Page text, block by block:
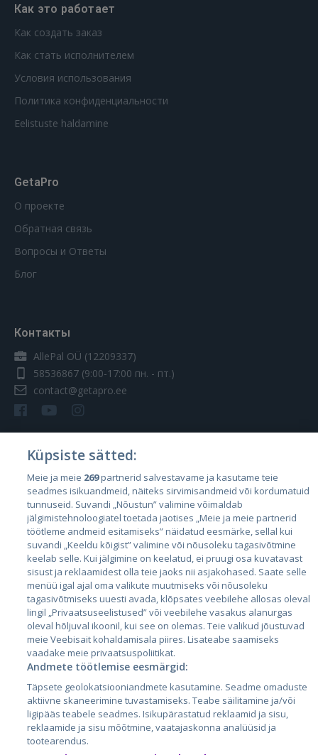
Как это работает
Как создать заказ
Как стать исполнителем
Условия использования
Политика конфиденциальности
Eelistuste haldamine
GetaPro
О проекте
Обратная связь
Вопросы и Ответы
Блог
Контакты
AllePal OÜ (12209337)
58536867 (9:00-17:00 пн. - пт.)
contact@getapro.ee
Страны
Эстония
Латвия
Литва
City24.lv
City24.ee
GetaPro.lv
GetaPro.ee
Skelbiu.lt
CVbankas.lt
Kainos.lt
Paslaugos.lt
auto24.ee
Küpsiste sätted:
Meie ja meie 269partnerid salvestavame ja kasutame teie
seadmes isikuandmeid, näiteks sirvimisandmeid või kordumatuid
tunnuseid. Suvandi „Nõustun” valimine võimaldab
jälgimistehnoloogiatel toetada jaotises „Meie ja meie partnerid
töötleme andmeid esitamiseks” näidatud eesmärke, sellal kui
suvandi „Keeldu kõigist” valimine või nõusoleku tagasivõtmine
keelab selle. Kui jälgimine on keelatud, ei pruugi osa kuvatavast
sisust ja reklaamidest olla teie jaoks nii asjakohased. Saate selle
menüü igal ajal oma valikute muutmiseks või nõusoleku
tagasivõtmiseks uuesti avada, klõpsates veebilehe allosas oleval
lingil „Privaatsuseelistused” või veebilehe vasakus alanurgas
oleval hõljuval ikoonil, kui see on olemas. Teie valikud jõustuvad
meie Veebisait kohaldamisala piires. Lisateabe saamiseks
vaadake meie privaatsuspoliitikat.
Andmete töötlemise eesmärgid:
Täpsete geolokatsiooniandmete kasutamine. Seadme omaduste
aktiivne skaneerimine tuvastamiseks. Teabe säilitamine ja/või
ligipääs teabele seadmes. Isikupärastatud reklaamid ja sisu,
reklaamide ja sisu mõõtmine, vaatajaskonna analüüsid ja
tootearendus.